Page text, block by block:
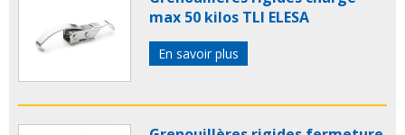
max 50 kilos TLI ELESA
En savoir plus